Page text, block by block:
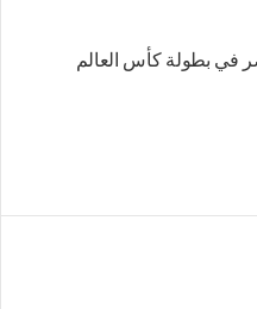
في بطولة كأس العالم